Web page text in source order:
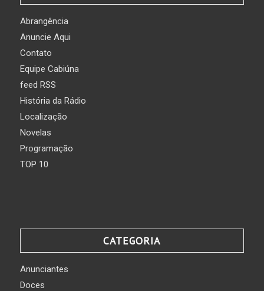
Abrangência
Anuncie Aqui
Contato
Equipe Cabiúna
feed RSS
História da Rádio
Localização
Novelas
Programação
TOP 10
CATEGORIA
Anunciantes
Doces